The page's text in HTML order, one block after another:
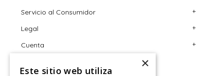
Servicio al Consumidor +
Centro de Ayuda
Contáctanos
Legal +
Términos y Condiciones
Cuenta +
×
Este sitio web utiliza